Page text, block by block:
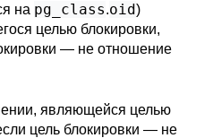
на pg_class.oid)
целью блокировки,
— не отношение
являющейся целью
цель блокировки — не